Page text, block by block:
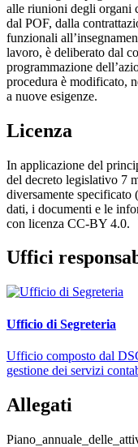
alle riunioni degli organi
dal POF, dalla
funzionali
lavoro, è deliberato dal
programmazione
procedura è modificato,
a nuove esigenze.
Licenza
In applicazione del
del decreto legislativo 7
diversamente
dati, i documenti e le
con licenza CC-BY 4.0.
Uffici
Ufficio di Segreteria
Ufficio composto dal
gestione dei servizi
Allegati